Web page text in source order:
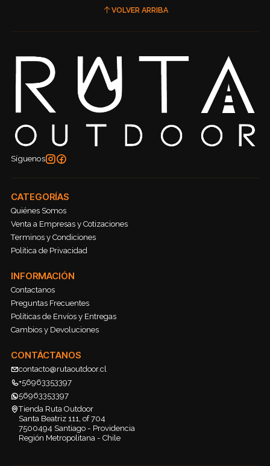
VOLVER ARRIBA
Síguenos
CATEGORÍAS
Quiénes Somos
Venta a Empresas y Cotizaciones
Terminos y Condiciones
Política de Privacidad
INFORMACIÓN
Contactanos
Preguntas Frecuentes
Políticas de Envíos y Entregas
Cambios y Devoluciones
CONTÁCTANOS
contacto@rutaoutdoor.cl
+56963353397
56963353397
Tienda Ruta Outdoor
Santa Beatriz 111, of 704
7500494 Santiago - Providencia
Región Metropolitana - Chile